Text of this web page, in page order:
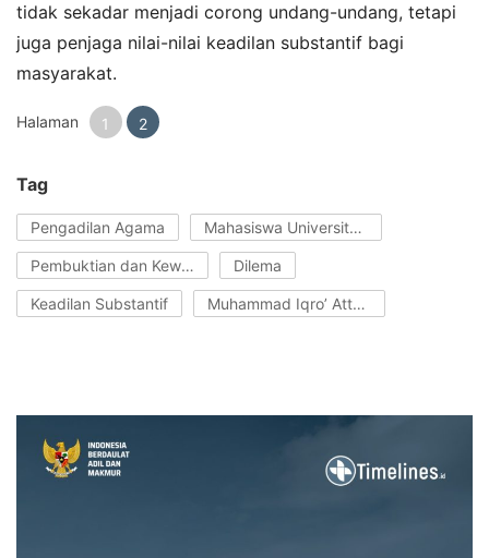
tidak sekadar menjadi corong undang-undang, tetapi
juga penjaga nilai-nilai keadilan substantif bagi
masyarakat.
Halaman 1 2
Tag
Pengadilan Agama Mahasiswa Universitas Bangka Belitung
Pembuktian dan Kewenangan Hakim Dilema
Keadilan Substantif Muhammad Iqro’ Attaturk